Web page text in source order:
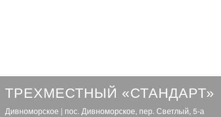
ТРЕХМЕСТНЫЙ «СТАНДАРТ»
Дивноморское | пос. Дивноморское, пер. Светлый, 5-а